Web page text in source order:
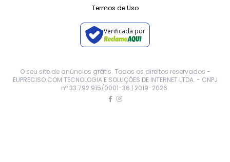
Termos de Uso
Verificada por
O seu site de anúncios grátis. Todos os direitos reservados -
EUPRECISO.COM TECNOLOGIA E SOLUÇÕES DE INTERNET LTDA. - CNPJ
nº 33.792.915/0001-36 | 2019-2026.